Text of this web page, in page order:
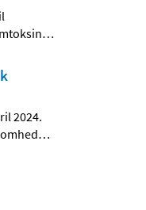
…
2024.
…